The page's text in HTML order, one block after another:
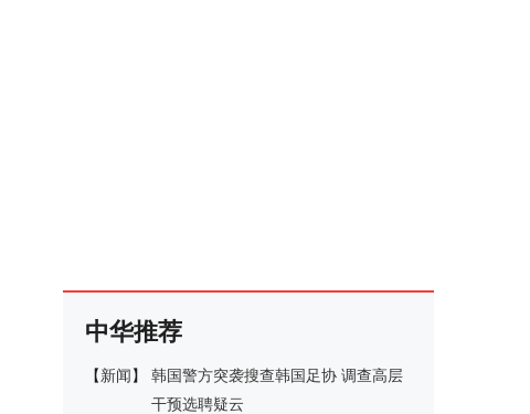
中华推荐
【新闻】
韩国警方突袭搜查韩国足协 调查高层
干预选聘疑云